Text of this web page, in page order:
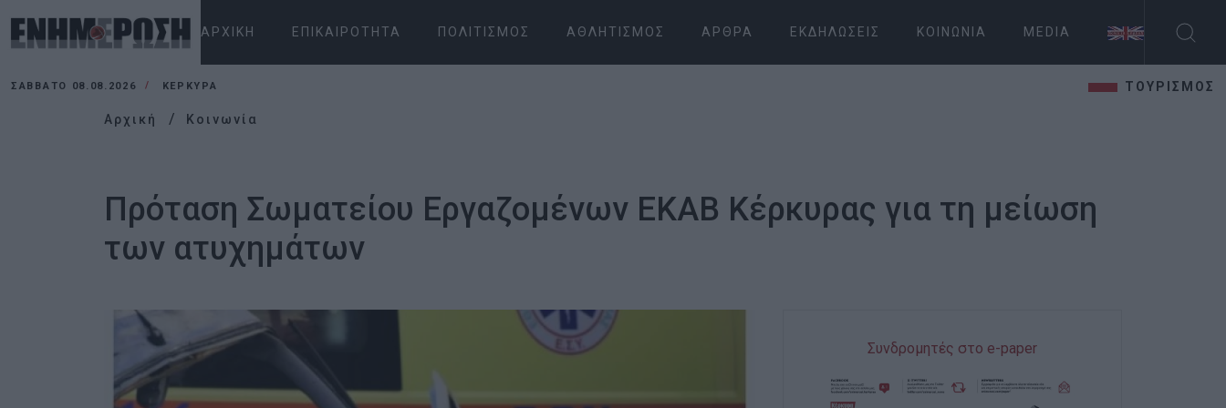
ΑΡΧΙΚΉ ΕΠΙΚΑΙΡΌΤΗΤΑ ΠΟΛΙΤΙΣΜΌΣ ΑΘΛΗΤΙΣΜΌΣ ΆΡΘΡΑ ΕΚΔΗΛΏΣΕΙΣ ΚΟΙΝΩΝΊΑ MEDIA
ΣΆΒΒΑΤΟ 08.08.2026 ΚΕΡΚΥΡΑ ΤΟΥΡΙΣΜΟΣ
Αρχική Κοινωνία
Πρόταση Σωματείου Εργαζομένων ΕΚΑΒ Κέρκυρας για τη μείωση
των ατυχημάτων
Συνδρομητές στο e-paper